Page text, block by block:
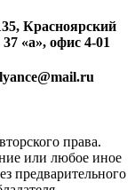
Красноярский
«а», офис 4-01
права.
или любое иное
предварительного